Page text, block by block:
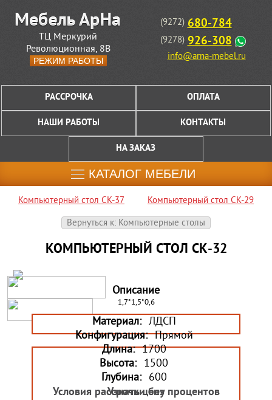
ТЦ Меркурий
Революционная, 8В
РЕЖИМ РАБОТЫ
(9272) 680-784
(9278) 926-308
info@arna-mebel.ru
РАССРОЧКА ОПЛАТА
НАШИ РАБОТЫ КОНТАКТЫ
НА ЗАКАЗ
КАТАЛОГ МЕБЕЛИ
Компьютерный стол СК-37
Компьютерный стол СК-29
Вернуться к: Компьютерные столы
КОМПЬЮТЕРНЫЙ СТОЛ СК-32
Описание
1,7*1,5*0,6
Материал: ЛДСП
Конфигурация: Прямой
Длина: 1700
Высота: 1500
Глубина: 600
Узнать цену
Условия рассрочки без процентов